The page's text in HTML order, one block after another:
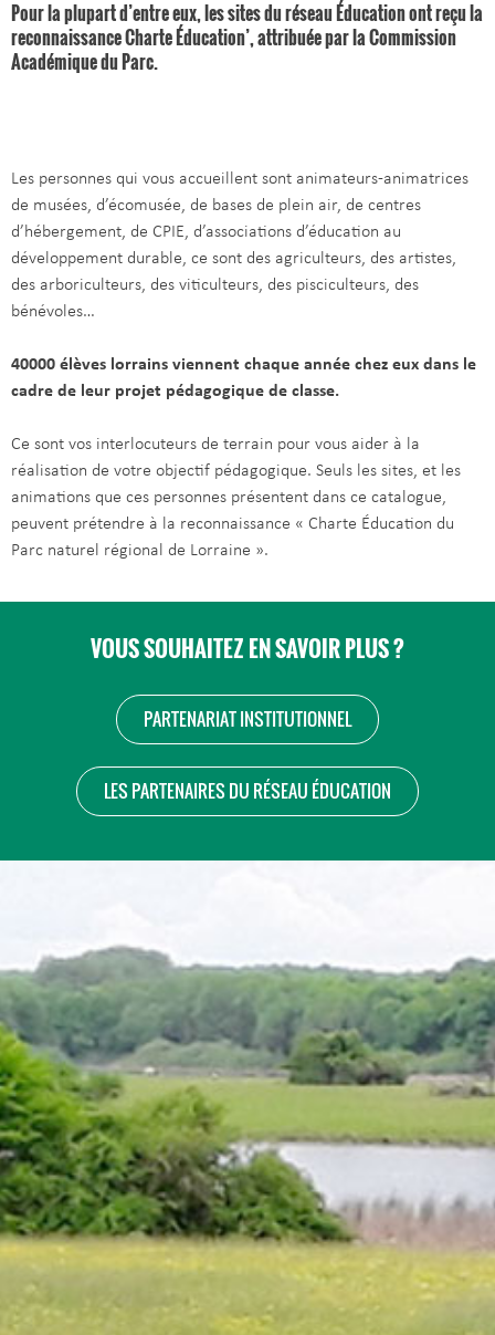
Pour la plupart d’entre eux, les sites du réseau Éducation ont reçu la
reconnaissance Charte Éducation’, attribuée par la Commission
Académique du Parc.
Les personnes qui vous accueillent sont animateurs-animatrices
de musées, d’écomusée, de bases de plein air, de centres
d’hébergement, de CPIE, d’associations d’éducation au
développement durable, ce sont des agriculteurs, des artistes,
des arboriculteurs, des viticulteurs, des pisciculteurs, des
bénévoles…
40000 élèves lorrains viennent chaque année chez eux dans le
cadre de leur projet pédagogique de classe.
Ce sont vos interlocuteurs de terrain pour vous aider à la
réalisation de votre objectif pédagogique. Seuls les sites, et les
animations que ces personnes présentent dans ce catalogue,
peuvent prétendre à la reconnaissance « Charte Éducation du
Parc naturel régional de Lorraine ».
VOUS SOUHAITEZ EN SAVOIR PLUS ?
PARTENARIAT INSTITUTIONNEL
LES PARTENAIRES DU RÉSEAU ÉDUCATION